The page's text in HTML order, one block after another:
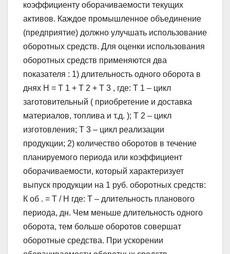
коэффициенту оборачиваемости текущих
активов. Каждое промышленное объединение
(предприятие) должно улучшать использование
оборотных средств. Для оценки использования
оборотных средств применяются два
показателя : 1) длительность одного оборота в
днях Н = Т 1 + Т 2 + Т 3 , где: Т 1 – цикл
заготовительный ( приобретение и доставка
материалов, топлива и т.д. ); Т 2 – цикл
изготовления; Т 3 – цикл реализации
продукции; 2) количество оборотов в течение
планируемого периода или коэффициент
оборачиваемости, который характеризует
выпуск продукции на 1 руб. оборотных средств:
К об . = Т / Н где: Т – длительность планового
периода, дн. Чем меньше длительность одного
оборота, тем больше оборотов совершат
оборотные средства. При ускорении